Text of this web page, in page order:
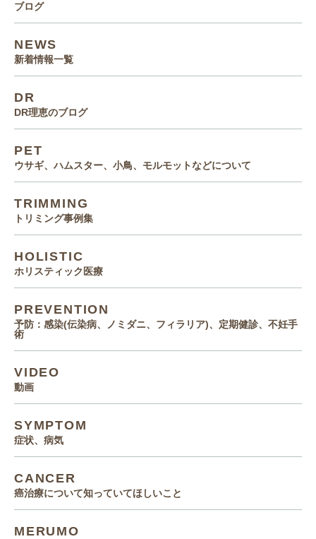
ブログ
NEWS
新着情報一覧
DR
DR理恵のブログ
PET
ウサギ、ハムスター、小鳥、モルモットなどについて
TRIMMING
トリミング事例集
HOLISTIC
ホリスティック医療
PREVENTION
予防：感染(伝染病、ノミダニ、フィラリア)、定期健診、不妊手
術
VIDEO
動画
SYMPTOM
症状、病気
CANCER
癌治療について知っていてほしいこと
MERUMO